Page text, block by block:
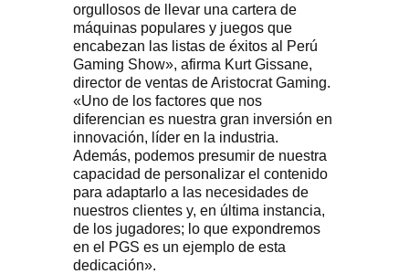
orgullosos de llevar una cartera de
máquinas populares y juegos que
encabezan las listas de éxitos al Perú
Gaming Show», afirma Kurt Gissane,
director de ventas de Aristocrat Gaming.
«Uno de los factores que nos
diferencian es nuestra gran inversión en
innovación, líder en la industria.
Además, podemos presumir de nuestra
capacidad de personalizar el contenido
para adaptarlo a las necesidades de
nuestros clientes y, en última instancia,
de los jugadores; lo que expondremos
en el PGS es un ejemplo de esta
dedicación».